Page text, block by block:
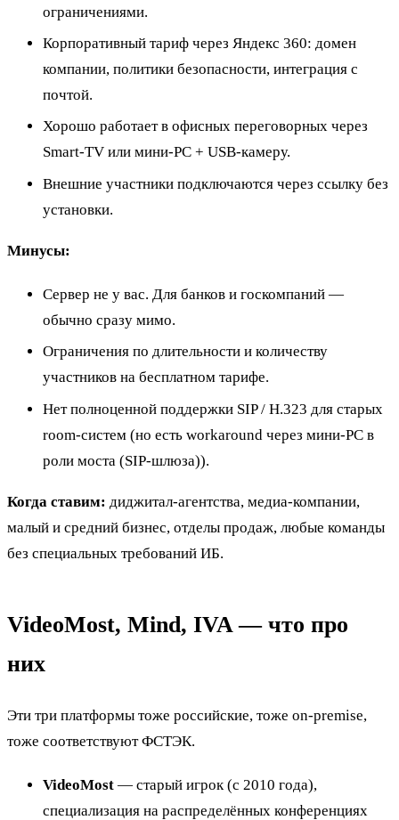
ограничениями.
Корпоративный тариф через Яндекс 360: домен
компании, политики безопасности, интеграция с
почтой.
Хорошо работает в офисных переговорных через
Smart-TV или мини-PC + USB-камеру.
Внешние участники подключаются через ссылку без
установки.
Минусы:
Сервер не у вас. Для банков и госкомпаний —
обычно сразу мимо.
Ограничения по длительности и количеству
участников на бесплатном тарифе.
Нет полноценной поддержки SIP / H.323 для старых
room-систем (но есть workaround через мини-PC в
роли моста (SIP-шлюза)).
Когда ставим: диджитал-агентства, медиа-компании,
малый и средний бизнес, отделы продаж, любые команды
без специальных требований ИБ.
VideoMost, Mind, IVA — что про
них
Эти три платформы тоже российские, тоже on-premise,
тоже соответствуют ФСТЭК.
VideoMost — старый игрок (с 2010 года),
специализация на распределённых конференциях